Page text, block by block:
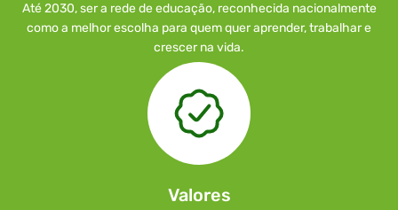
Até 2030, ser a rede de educação, reconhecida nacionalmente
como a melhor escolha para quem quer aprender, trabalhar e
crescer na vida.
Valores